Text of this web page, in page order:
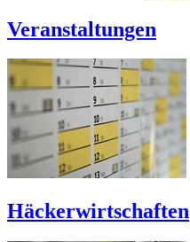
Veranstaltungen
Häckerwirtschaften